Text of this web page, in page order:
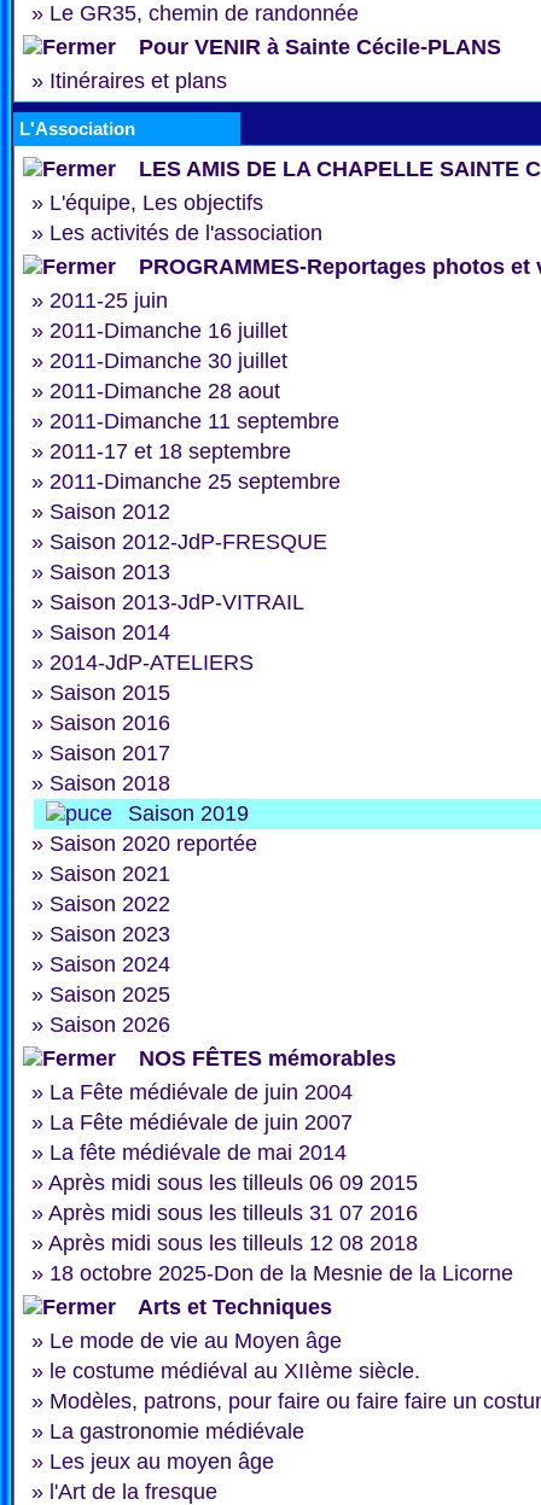
» Le GR35, chemin de randonnée
Pour VENIR à Sainte Cécile-PLANS
» Itinéraires et plans
L'Association
LES AMIS DE LA CHAPELLE SAINTE
» L'équipe, Les objectifs
» Les activités de l'association
PROGRAMMES-Reportages photos et
» 2011-25 juin
» 2011-Dimanche 16 juillet
» 2011-Dimanche 30 juillet
» 2011-Dimanche 28 aout
» 2011-Dimanche 11 septembre
» 2011-17 et 18 septembre
» 2011-Dimanche 25 septembre
» Saison 2012
» Saison 2012-JdP-FRESQUE
» Saison 2013
» Saison 2013-JdP-VITRAIL
» Saison 2014
» 2014-JdP-ATELIERS
» Saison 2015
» Saison 2016
» Saison 2017
» Saison 2018
Saison 2019
» Saison 2020 reportée
» Saison 2021
» Saison 2022
» Saison 2023
» Saison 2024
» Saison 2025
» Saison 2026
NOS FÊTES mémorables
» La Fête médiévale de juin 2004
» La Fête médiévale de juin 2007
» La fête médiévale de mai 2014
» Après midi sous les tilleuls 06 09 2015
» Après midi sous les tilleuls 31 07 2016
» Après midi sous les tilleuls 12 08 2018
» 18 octobre 2025-Don de la Mesnie de la Licorne
Arts et Techniques
» Le mode de vie au Moyen âge
» le costume médiéval au XIIème siècle.
» Modèles, patrons, pour faire ou faire faire un
» La gastronomie médiévale
» Les jeux au moyen âge
» l'Art de la fresque